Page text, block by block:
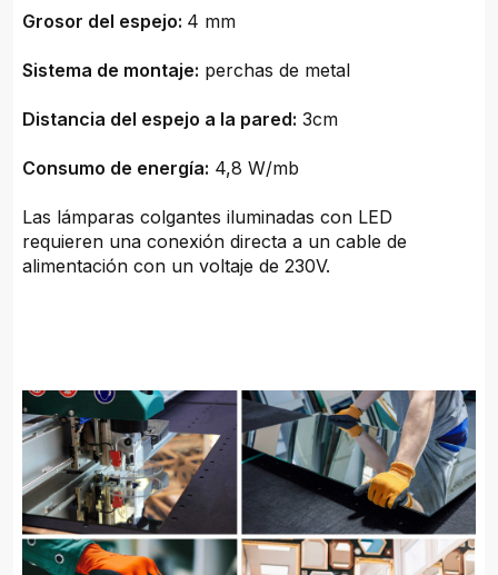
Grosor del espejo: 4 mm
Sistema de montaje: perchas de metal
Distancia del espejo a la pared: 3cm
Consumo de energía: 4,8 W/mb
Las lámparas colgantes iluminadas con LED
requieren una conexión directa a un cable de
alimentación con un voltaje de 230V.